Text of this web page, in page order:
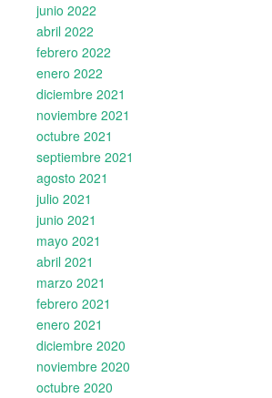
junio 2022
abril 2022
febrero 2022
enero 2022
diciembre 2021
noviembre 2021
octubre 2021
septiembre 2021
agosto 2021
julio 2021
junio 2021
mayo 2021
abril 2021
marzo 2021
febrero 2021
enero 2021
diciembre 2020
noviembre 2020
octubre 2020